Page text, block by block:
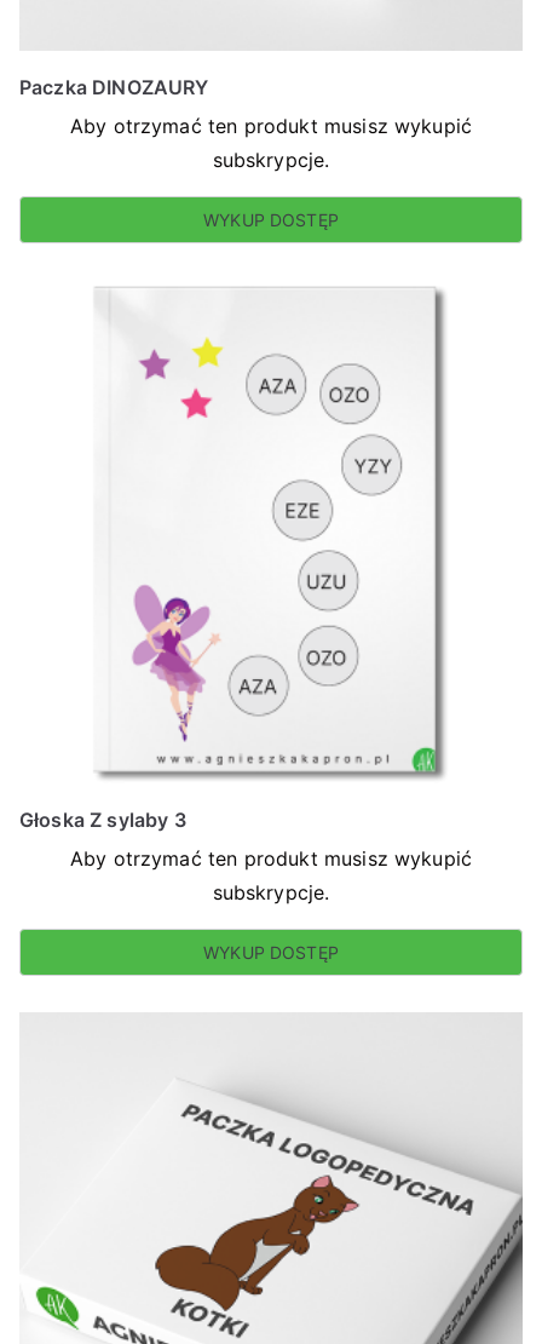
Paczka DINOZAURY
Aby otrzymać ten produkt musisz wykupić
subskrypcje.
WYKUP DOSTĘP
Głoska Z sylaby 3
Aby otrzymać ten produkt musisz wykupić
subskrypcje.
WYKUP DOSTĘP